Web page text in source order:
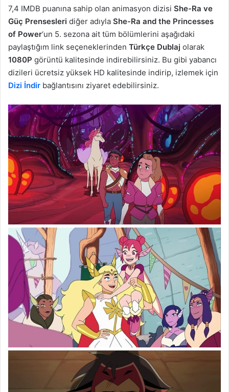
7,4 IMDB puanına sahip olan animasyon dizisi She-Ra ve
Güç Prensesleri diğer adıyla She-Ra and the Princesses
of Power‘un 5. sezona ait tüm bölümlerini aşağıdaki
paylaştığım link seçeneklerinden Türkçe Dublaj olarak
1080P görüntü kalitesinde indirebilirsiniz. Bu gibi yabancı
dizileri ücretsiz yüksek HD kalitesinde indirip, izlemek için
Dizi İndir bağlantısını ziyaret edebilirsiniz.